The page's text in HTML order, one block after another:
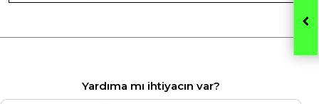
Yardıma mı ihtiyacın var?